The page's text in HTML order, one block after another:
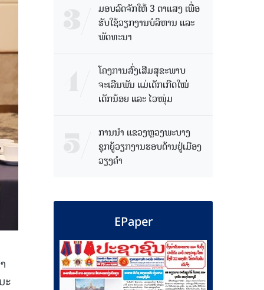
ະ
ມອບລົດຈັກໃຫ້ 3 ຕາແສງ ເພື່ອ
ຮັບໃຊ້ວຽກງານບໍລິຫານ ແລະ
ພັດທະນາ
ໂຄງການສົ່ງເສີມສຸຂະພາບ
ຈະເລີນພັນ ແມ່ເດັກເກີດໃໝ່
ເດັກນ້ອຍ ແລະ ໄວໜຸ່ມ
ການນຳ ແຂວງຫຼວງພະບາງ
ຊຸກຍູ້ວຽກງານຮອບດ້ານຢູ່ເມືອງ
ວຽງຄໍາ
EPaper